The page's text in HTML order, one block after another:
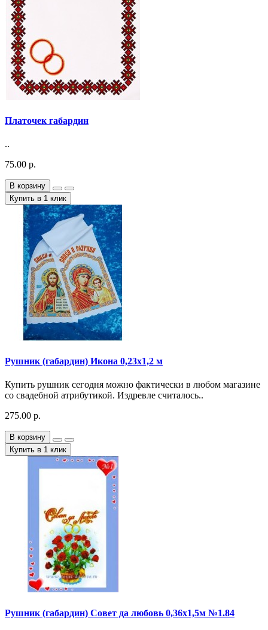
Платочек габардин
..
75.00 р.
В корзину
Купить в 1 клик
Рушник (габардин) Икона 0,23х1,2 м
Купить рушник сегодня можно фактически в любом магазине
со свадебной атрибутикой. Издревле считалось..
275.00 р.
В корзину
Купить в 1 клик
Рушник (габардин) Совет да любовь 0,36х1,5м №1.84